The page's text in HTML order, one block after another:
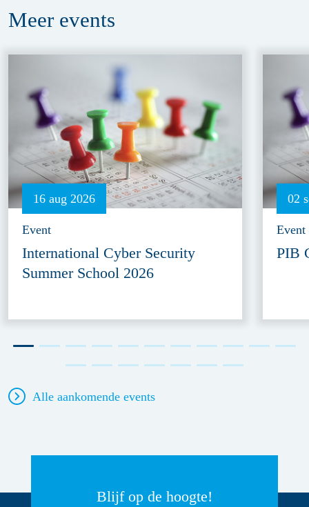
Meer events
16 aug 2026
Event
International Cyber Security
Summer School 2026
02
Event
PIB
Alle aankomende events
Blijf op de hoogte!